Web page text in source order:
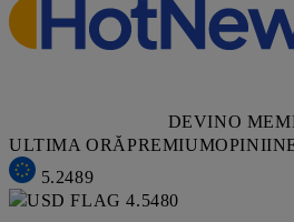
DEVINO
ULTIMA ORĂPREMIUMOPINII
5.2489
4.5480